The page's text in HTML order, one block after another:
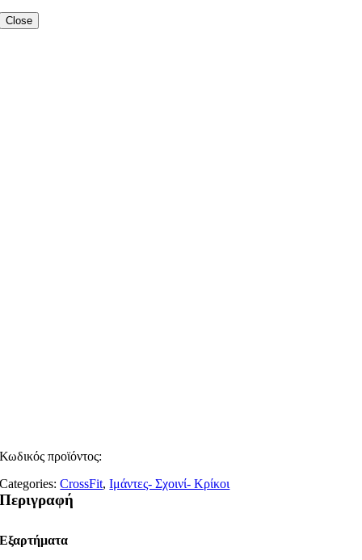
Close
Κωδικός προϊόντος:
Categories:CrossFit,Ιμάντες- Σχοινί- Κρίκοι
Περιγραφή
Εξαρτήματα